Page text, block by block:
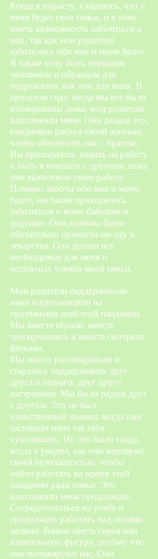
Когда я вырасту, я надеюсь, что у
меня будет своя семья, и я хочу
иметь возможность заботиться о
них, так как мои родители
заботились обо мне и моем брате.
Я также хочу быть хорошим
человеком и образцом для
подражания, как они для меня. В
прошлом году, когда мы все были
изолированы дома, мои родители
вдохновили меня. Они делали это,
ежедневно рискуя своей жизнью,
чтобы обеспечить нас с братом.
Им приходилось ходить на работу
и быть в контакте с другими, пока
они выполняли свою работу.
Помимо заботы обо мне и моем
брате, им также приходилось
заботиться о моих бабушке и
дедушке. Они должны были
обязательно принести им еду и
лекарства. Они делали все
необходимое для меня и
остальных членов моей семьи.
Мои родители поддерживали
меня и вдохновляли на
протяжении всей этой пандемии.
Мы вместе играли, вместе
тренировались и вместе смотрели
фильмы.
Мы много разговаривали и
старались поддерживать друг
друга и поднять друг другу
настроении. Мы были рядом друг
с другом. Это не был
единственный момент, когда они
заставили меня так себя
чувствовать. Но это было тогда,
когда я увидел, как они жертвуют
своей безопасностью, чтобы
пойти работать во время этой
пандемии ради семьи. Это
вдохновило меня продолжать.
Сосредоточиться на учебе и
продолжать работать над своими
целями. Важно иметь героя или
влиятельную фигуру, потому что
они мотивируют нас. Они